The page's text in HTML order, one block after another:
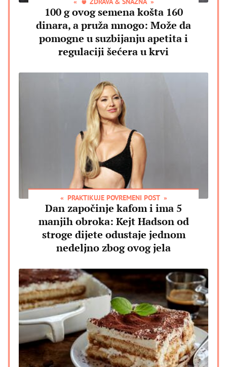
100 g ovog semena košta 160
dinara, a pruža mnogo: Može da
pomogne u suzbijanju apetita i
regulaciji šećera u krvi
PRAKTIKUJE POVREMENI POST
Dan započinje kafom i ima 5
manjih obroka: Kejt Hadson od
stroge dijete odustaje jednom
nedeljno zbog ovog jela